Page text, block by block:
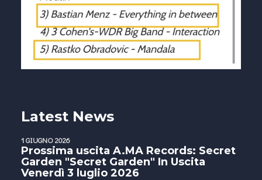
Latest News
1 GIUGNO 2026
Prossima uscita A.MA Records: Secret
Garden "Secret Garden" In Uscita
Venerdì 3 luglio 2026